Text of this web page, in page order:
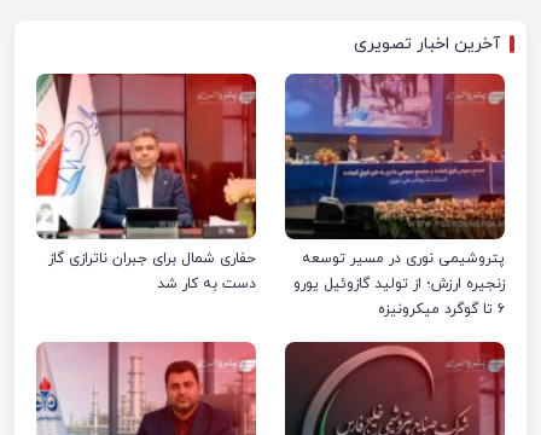
آخرین اخبار تصویری
پتروشیمی نوری در مسیر توسعه
زنجیره ارزش؛ از تولید گازوئیل یورو
۶ تا گوگرد میکرونیزه
حفاری شمال برای جبران ناترازی گاز
دست به کار شد